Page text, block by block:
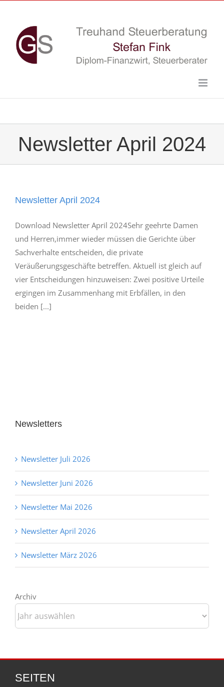
content
Newsletter April 2024
Newsletter April 2024
Download Newsletter April 2024Sehr geehrte Damen
und Herren,immer wieder müssen die Gerichte über
Sachverhalte entscheiden, die private
Veräußerungsgeschäfte betreffen. Aktuell ist gleich auf
vier Entscheidungen hinzuweisen: Zwei positive Urteile
ergingen im Zusammenhang mit Erbfällen, in den
beiden [...]
Newsletters
Newsletter Juli 2026
Newsletter Juni 2026
Newsletter Mai 2026
Newsletter April 2026
Newsletter März 2026
Archiv
SEITEN